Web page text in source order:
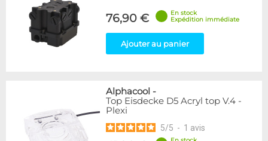
76,90 €
En stock
Expédition immédiate
Ajouter au panier
Alphacool -
Top Eisdecke D5 Acryl top V.4 -
Plexi
5/5 - 1 avis